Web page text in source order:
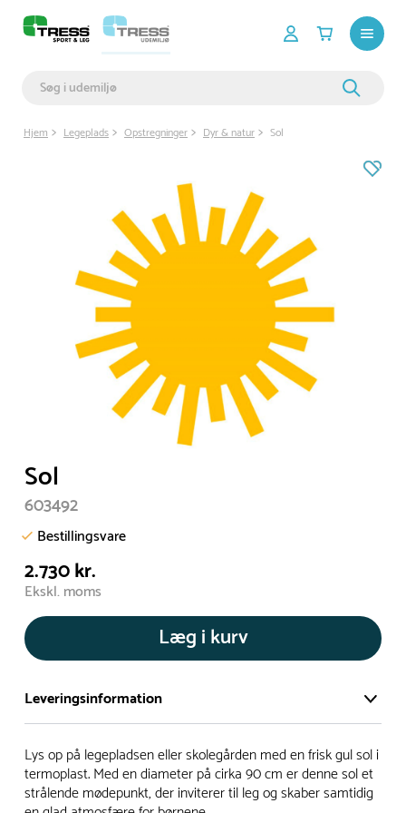
Hjem Legeplads Opstregninger Dyr & natur Sol
Sol
603492
Bestillingsvare
2.730 kr.
Ekskl. moms
Læg i kurv
Leveringsinformation
Vi har et stort og effektivt lager på ca. 6.000 kvadratmeter
med mere end 5.000 forskellige produkter på hylderne til
omgående levering.
Lys op på legepladsen eller skolegården med en frisk gul sol i
termoplast. Med en diameter på cirka 90 cm er denne sol et
strålende mødepunkt, der inviterer til leg og skaber samtidig